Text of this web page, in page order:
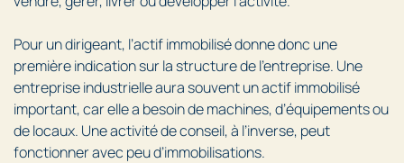
Pour un dirigeant, l’actif immobilisé donne donc une
première indication sur la structure de l’entreprise. Une
entreprise industrielle aura souvent un actif immobilisé
important, car elle a besoin de machines, d’équipements ou
de locaux. Une activité de conseil, à l’inverse, peut
fonctionner avec peu d’immobilisations.